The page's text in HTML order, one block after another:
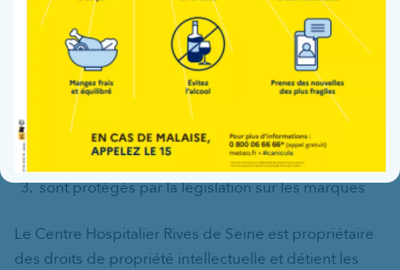
sont protégés par la législation sur le droit
d’auteur : ce peut être notamment le cas des
photographies, des articles, des dessins, des
séquences animées, …
et/ou sont protégés par la législation sur les
dessins et modèles
sont protégés par la législation sur les marques
Le Centre Hospitalier Rives de Seine est propriétaire
des droits de propriété intellectuelle et détient les